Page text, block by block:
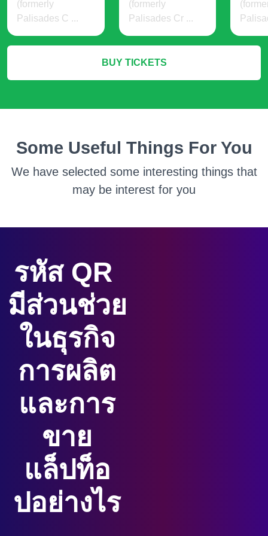
(formerly
Palisades C ...
14 USD
More Info
(formerly
Palisades Cr ...
24 USD
More Info
19
BUY TICKETS
Some Useful Things For You
We have selected some interesting things that
may be interest for you
รหัส QR
มีส่วนช่วย
ในธุรกิจ
การผลิต
และการ
ขาย
แล็ปท็อ
ปอย่างไร